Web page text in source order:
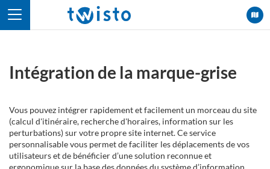
Intégration de la marque-grise
Vous pouvez intégrer rapidement et facilement un morceau du site
(calcul d'itinéraire, recherche d'horaires, information sur les
perturbations) sur votre propre site internet. Ce service
personnalisable vous permet de faciliter les déplacements de vos
utilisateurs et de bénéficier d’une solution reconnue et
ergonomique sur la base des données du système d’information
Panneau de gestion des cookies